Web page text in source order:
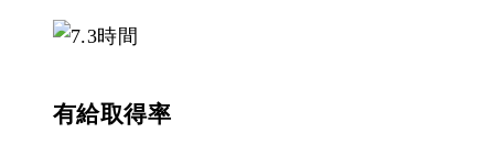
有給取得率